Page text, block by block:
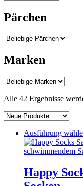
Pärchen
Marken
Alle 42 Ergebnisse
Ausführung
Happy